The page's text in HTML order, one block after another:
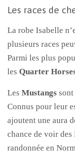
Les races de
La robe Isabelle
plusieurs races
Parmi les plus
les Quarter
Les Mustangs
Connus pour leur
ajoutent une aura
chance de voir des
randonnée en